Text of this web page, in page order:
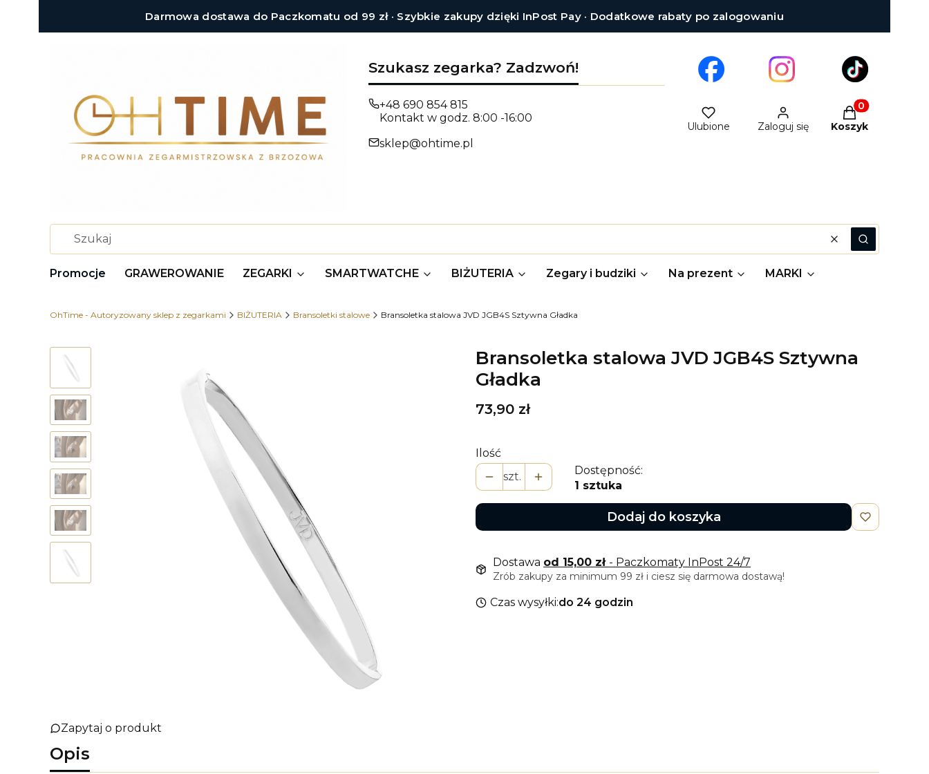
Darmowa dostawa do Paczkomatu od 99 zł · Szybkie zakupy dzięki InPost Pay · Dodatkowe rabaty po zalogowaniu
Szukasz zegarka? Zadzwoń!
+48 690 854 815
Kontakt w godz. 8:00 -16:00
sklep@ohtime.pl
Ulubione Zaloguj się
Produkty w
Koszyk
WyczyśćSzukaj
Promocje GRAWEROWANIE ZEGARKI SMARTWATCHE BIŻUTERIA Zegary i budziki Na prezent MARKI
OhTime - Autoryzowany sklep z zegarkami BIŻUTERIA Bransoletki stalowe Bransoletka stalowa JVD JGB4S Sztywna Gładka
Zapytaj o produkt
Bransoletka stalowa JVD JGB4S Sztywna
Gładka
Cena
73,90 zł
Ilość
szt.
Dostępność:
1 sztuka
Dodaj do koszyka
Dostawa od 15,00 zł - Paczkomaty InPost 24/7
Zrób zakupy za minimum 99 zł i ciesz się darmowa dostawą!
Czas wysyłki:do 24 godzin
Opis